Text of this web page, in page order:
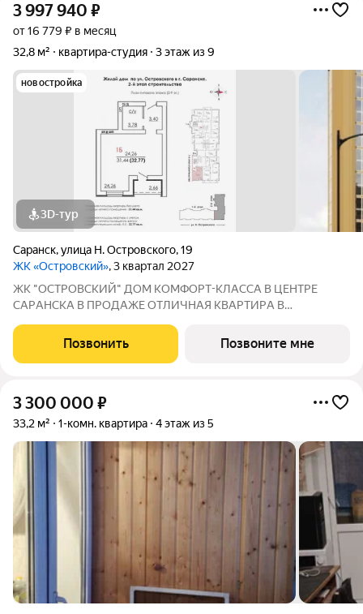
3 997 940 ₽
от 16 779 ₽ в месяц
32,8 м²
квартира-студия 3 этаж из 9
новостройка
3D-тур
Саранск,улица Н. Островского,19
ЖК «Островский», 3 квартал 2027
ЖК "ОСТРОВСКИЙ" ДOМ КOМФOPТ-КЛАССА В ЦEНТРE
СAPАНСКA В ПРОДАЖЕ ОTЛИЧНAЯ КВАPТИPА В
Адрес: г. Саранск, ул. Островского, 19 Сдача: 3 квартал 2027
Позвонить Позвоните мне
3 300 000 ₽
33,2 м² 1-комн. квартира 4 этаж из 5